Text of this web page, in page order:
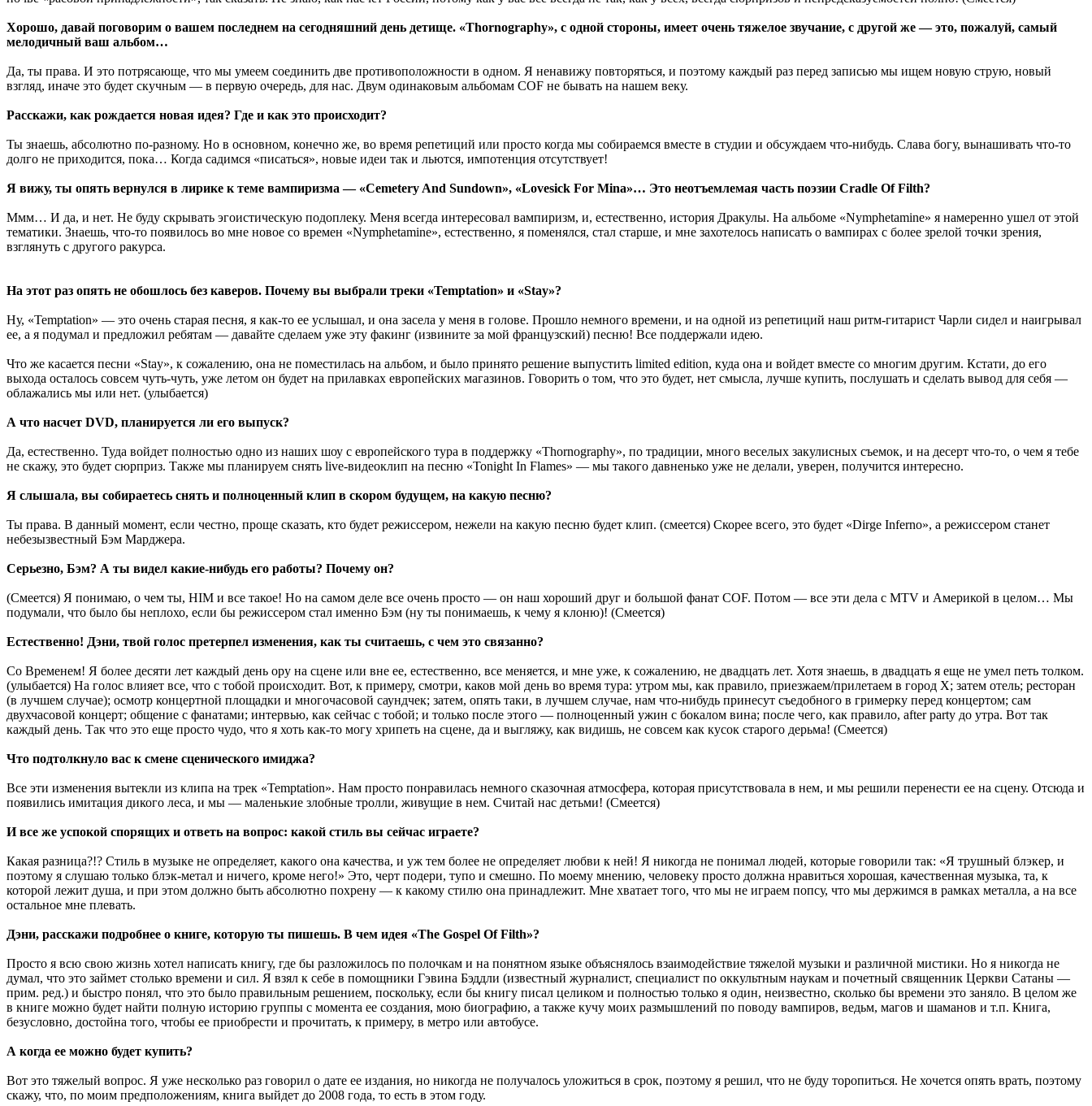
Хорошо, давай поговорим о вашем последнем на сегодняшний день детище. «Thornography», с одной стороны, имеет очень тяжелое звучание, с другой же — это, пожалуй, самый
мелодичный ваш альбом…
Да, ты права. И это потрясающе, что мы умеем соединить две противоположности в одном. Я ненавижу повторяться, и поэтому каждый раз перед записью мы ищем новую струю, новый
взгляд, иначе это будет скучным — в первую очередь, для нас. Двум одинаковым альбомам COF не бывать на нашем веку.
Расскажи, как рождается новая идея? Где и как это происходит?
Ты знаешь, абсолютно по-разному. Но в основном, конечно же, во время репетиций или просто когда мы собираемся вместе в студии и обсуждаем что-нибудь. Слава богу, вынашивать что-то
долго не приходится, пока… Когда садимся «писаться», новые идеи так и льются, импотенция отсутствует!
Я вижу, ты опять вернулся в лирике к теме вампиризма — «Cemetery And Sundown», «Lovesick For Mina»… Это неотъемлемая часть поэзии Cradle Of Filth?
Ммм… И да, и нет. Не буду скрывать эгоистическую подоплеку. Меня всегда интересовал вампиризм, и, естественно, история Дракулы. На альбоме «Nymphetamine» я намеренно ушел от этой
тематики. Знаешь, что-то появилось во мне новое со времен «Nymphetamine», естественно, я поменялся, стал старше, и мне захотелось написать о вампирах с более зрелой точки зрения,
взглянуть с другого ракурса.
На этот раз опять не обошлось без каверов. Почему вы выбрали треки «Temptation» и «Stay»?
Ну, «Temptation» — это очень старая песня, я как-то ее услышал, и она засела у меня в голове. Прошло немного времени, и на одной из репетиций наш ритм-гитарист Чарли сидел и наигрывал
ее, а я подумал и предложил ребятам — давайте сделаем уже эту факинг (извините за мой французский) песню! Все поддержали идею.
Что же касается песни «Stay», к сожалению, она не поместилась на альбом, и было принято решение выпустить limited edition, куда она и войдет вместе со многим другим. Кстати, до его
выхода осталось совсем чуть-чуть, уже летом он будет на прилавках европейских магазинов. Говорить о том, что это будет, нет смысла, лучше купить, послушать и сделать вывод для себя —
облажались мы или нет. (улыбается)
А что насчет DVD, планируется ли его выпуск?
Да, естественно. Туда войдет полностью одно из наших шоу с европейского тура в поддержку «Thornography», по традиции, много веселых закулисных съемок, и на десерт что-то, о чем я тебе
не скажу, это будет сюрприз. Также мы планируем снять live-видеоклип на песню «Tonight In Flames» — мы такого давненько уже не делали, уверен, получится интересно.
Я слышала, вы собираетесь снять и полноценный клип в скором будущем, на какую песню?
Ты права. В данный момент, если честно, проще сказать, кто будет режиссером, нежели на какую песню будет клип. (смеется) Скорее всего, это будет «Dirge Inferno», а режиссером станет
небезызвестный Бэм Марджера.
Серьезно, Бэм? А ты видел какие-нибудь его работы? Почему он?
(Смеется) Я понимаю, о чем ты, HIM и все такое! Но на самом деле все очень просто — он наш хороший друг и большой фанат COF. Потом — все эти дела с MTV и Америкой в целом… Мы
подумали, что было бы неплохо, если бы режиссером стал именно Бэм (ну ты понимаешь, к чему я клоню)! (Смеется)
Естественно! Дэни, твой голос претерпел изменения, как ты считаешь, с чем это связанно?
Со Временем! Я более десяти лет каждый день ору на сцене или вне ее, естественно, все меняется, и мне уже, к сожалению, не двадцать лет. Хотя знаешь, в двадцать я еще не умел петь толком.
(улыбается) На голос влияет все, что с тобой происходит. Вот, к примеру, смотри, каков мой день во время тура: утром мы, как правило, приезжаем/прилетаем в город Х; затем отель; ресторан
(в лучшем случае); осмотр концертной площадки и многочасовой саундчек; затем, опять таки, в лучшем случае, нам что-нибудь принесут съедобного в гримерку перед концертом; сам
двухчасовой концерт; общение с фанатами; интервью, как сейчас с тобой; и только после этого — полноценный ужин с бокалом вина; после чего, как правило, after party до утра. Вот так
каждый день. Так что это еще просто чудо, что я хоть как-то могу хрипеть на сцене, да и выгляжу, как видишь, не совсем как кусок старого дерьма! (Смеется)
Что подтолкнуло вас к смене сценического имиджа?
Все эти изменения вытекли из клипа на трек «Temptation». Нам просто понравилась немного сказочная атмосфера, которая присутствовала в нем, и мы решили перенести ее на сцену. Отсюда и
появились имитация дикого леса, и мы — маленькие злобные тролли, живущие в нем. Считай нас детьми! (Смеется)
И все же успокой спорящих и ответь на вопрос: какой стиль вы сейчас играете?
Какая разница?!? Стиль в музыке не определяет, какого она качества, и уж тем более не определяет любви к ней! Я никогда не понимал людей, которые говорили так: «Я трушный блэкер, и
поэтому я слушаю только блэк-метал и ничего, кроме него!» Это, черт подери, тупо и смешно. По моему мнению, человеку просто должна нравиться хорошая, качественная музыка, та, к
которой лежит душа, и при этом должно быть абсолютно похрену — к какому стилю она принадлежит. Мне хватает того, что мы не играем попсу, что мы держимся в рамках металла, а на все
остальное мне плевать.
Дэни, расскажи подробнее о книге, которую ты пишешь. В чем идея «The Gospel Of Filth»?
Просто я всю свою жизнь хотел написать книгу, где бы разложилось по полочкам и на понятном языке объяснялось взаимодействие тяжелой музыки и различной мистики. Но я никогда не
думал, что это займет столько времени и сил. Я взял к себе в помощники Гэвина Бэддли (известный журналист, специалист по оккультным наукам и почетный священник Церкви Сатаны —
прим. ред.) и быстро понял, что это было правильным решением, поскольку, если бы книгу писал целиком и полностью только я один, неизвестно, сколько бы времени это заняло. В целом же
в книге можно будет найти полную историю группы с момента ее создания, мою биографию, а также кучу моих размышлений по поводу вампиров, ведьм, магов и шаманов и т.п. Книга,
безусловно, достойна того, чтобы ее приобрести и прочитать, к примеру, в метро или автобусе.
А когда ее можно будет купить?
Вот это тяжелый вопрос. Я уже несколько раз говорил о дате ее издания, но никогда не получалось уложиться в срок, поэтому я решил, что не буду торопиться. Не хочется опять врать, поэтому
скажу, что, по моим предположениям, книга выйдет до 2008 года, то есть в этом году.